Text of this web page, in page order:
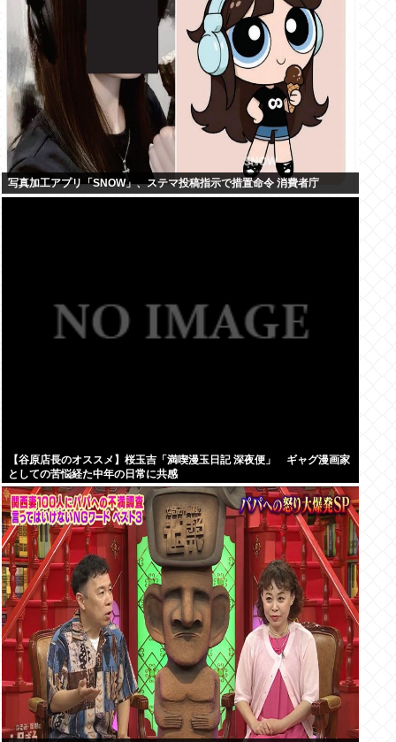
写真加工アプリ「SNOW」、ステマ投稿指示で措置命令 消費者庁
【谷原店長のオススメ】桜玉吉「満喫漫玉日記 深夜便」 ギャグ漫画家
としての苦悩経た中年の日常に共感